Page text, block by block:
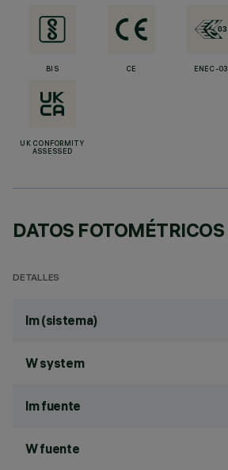
BIS CE ENEC-03
UK CONFORMITY
ASSESSED
DATOS FOTOMÉTRICOS
DETALLES
lm (sistema)
W system
lm fuente
W fuente